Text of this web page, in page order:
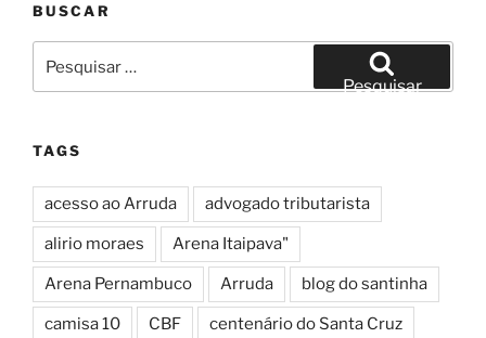
BUSCAR
por:
Pesquisar
TAGS
acesso ao Arruda advogado tributarista
alirio moraes Arena Itaipava"
Arena Pernambuco Arruda blog do santinha
camisa 10 CBF centenário do Santa Cruz